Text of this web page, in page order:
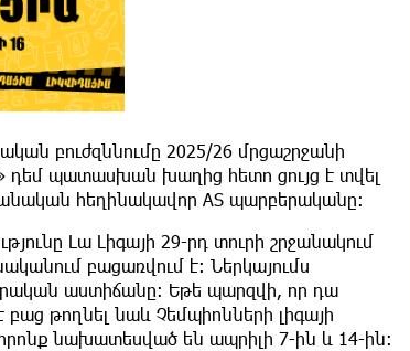
բուժզննումը 2025/26 մրցաշրջանի
դեմ պատասխան խաղից հետո ցույց է տվել
հեղինակավոր AS պարբերականը։
Լա Լիգայի 29-րդ տուրի շրջանակում
բացառվում է։ Ներկայումս
աստիճանը։ Եթե պարզվի, որ դա
թողնել նաև Չեմպիոնների լիգայի
նախատեսված են ապրիլի 7-ին և 14-ին։